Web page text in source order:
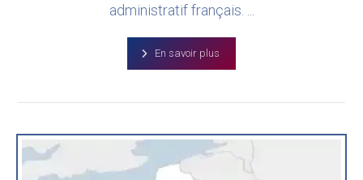
administratif français. ...
En savoir plus